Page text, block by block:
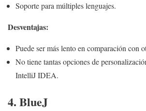
Soporte para múltiples lenguajes.
Desventajas:
Puede ser más lento en comparación con
No tiene tantas opciones de
IntelliJ IDEA.
4. BlueJ